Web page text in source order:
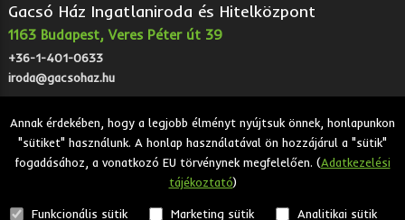
Annak érdekében, hogy a legjobb élményt nyújtsuk önnek, honlapunkon
"sütiket" használunk. A honlap használatával ön hozzájárul a "sütik"
fogadásához, a vonatkozó EU törvénynek megfelelően. (Adatkezelési
tájékoztató)
Funkcionális sütik Marketing sütik Analitikai sütik
Gacsó Ház Ingatlaniroda és Hitelközpont
1163 Budapest, Veres Péter út 39
+36-1-401-0633
iroda@gacsohaz.hu
2026 © Gacsó Ház Ingatlaniroda és Hitelközpont - Eladó,
kiadó, bérbeadó ingatlanok.